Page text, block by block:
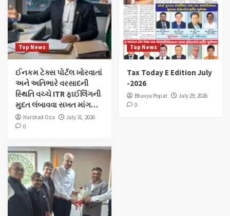
Top News
ઈનકમ ટેક્સ પોર્ટલ ખોરવાતાં
અને અતિભારે વરસાદની
સ્થિતિ વચ્ચે ITR ફાઈલિંગની
મુદત લંબાવવા સખત માંગ…
Harshad Oza
July 31, 2026
0
Top News
Tax Today E Edition July
-2026
Bhavya Popat
July 29, 2026
0